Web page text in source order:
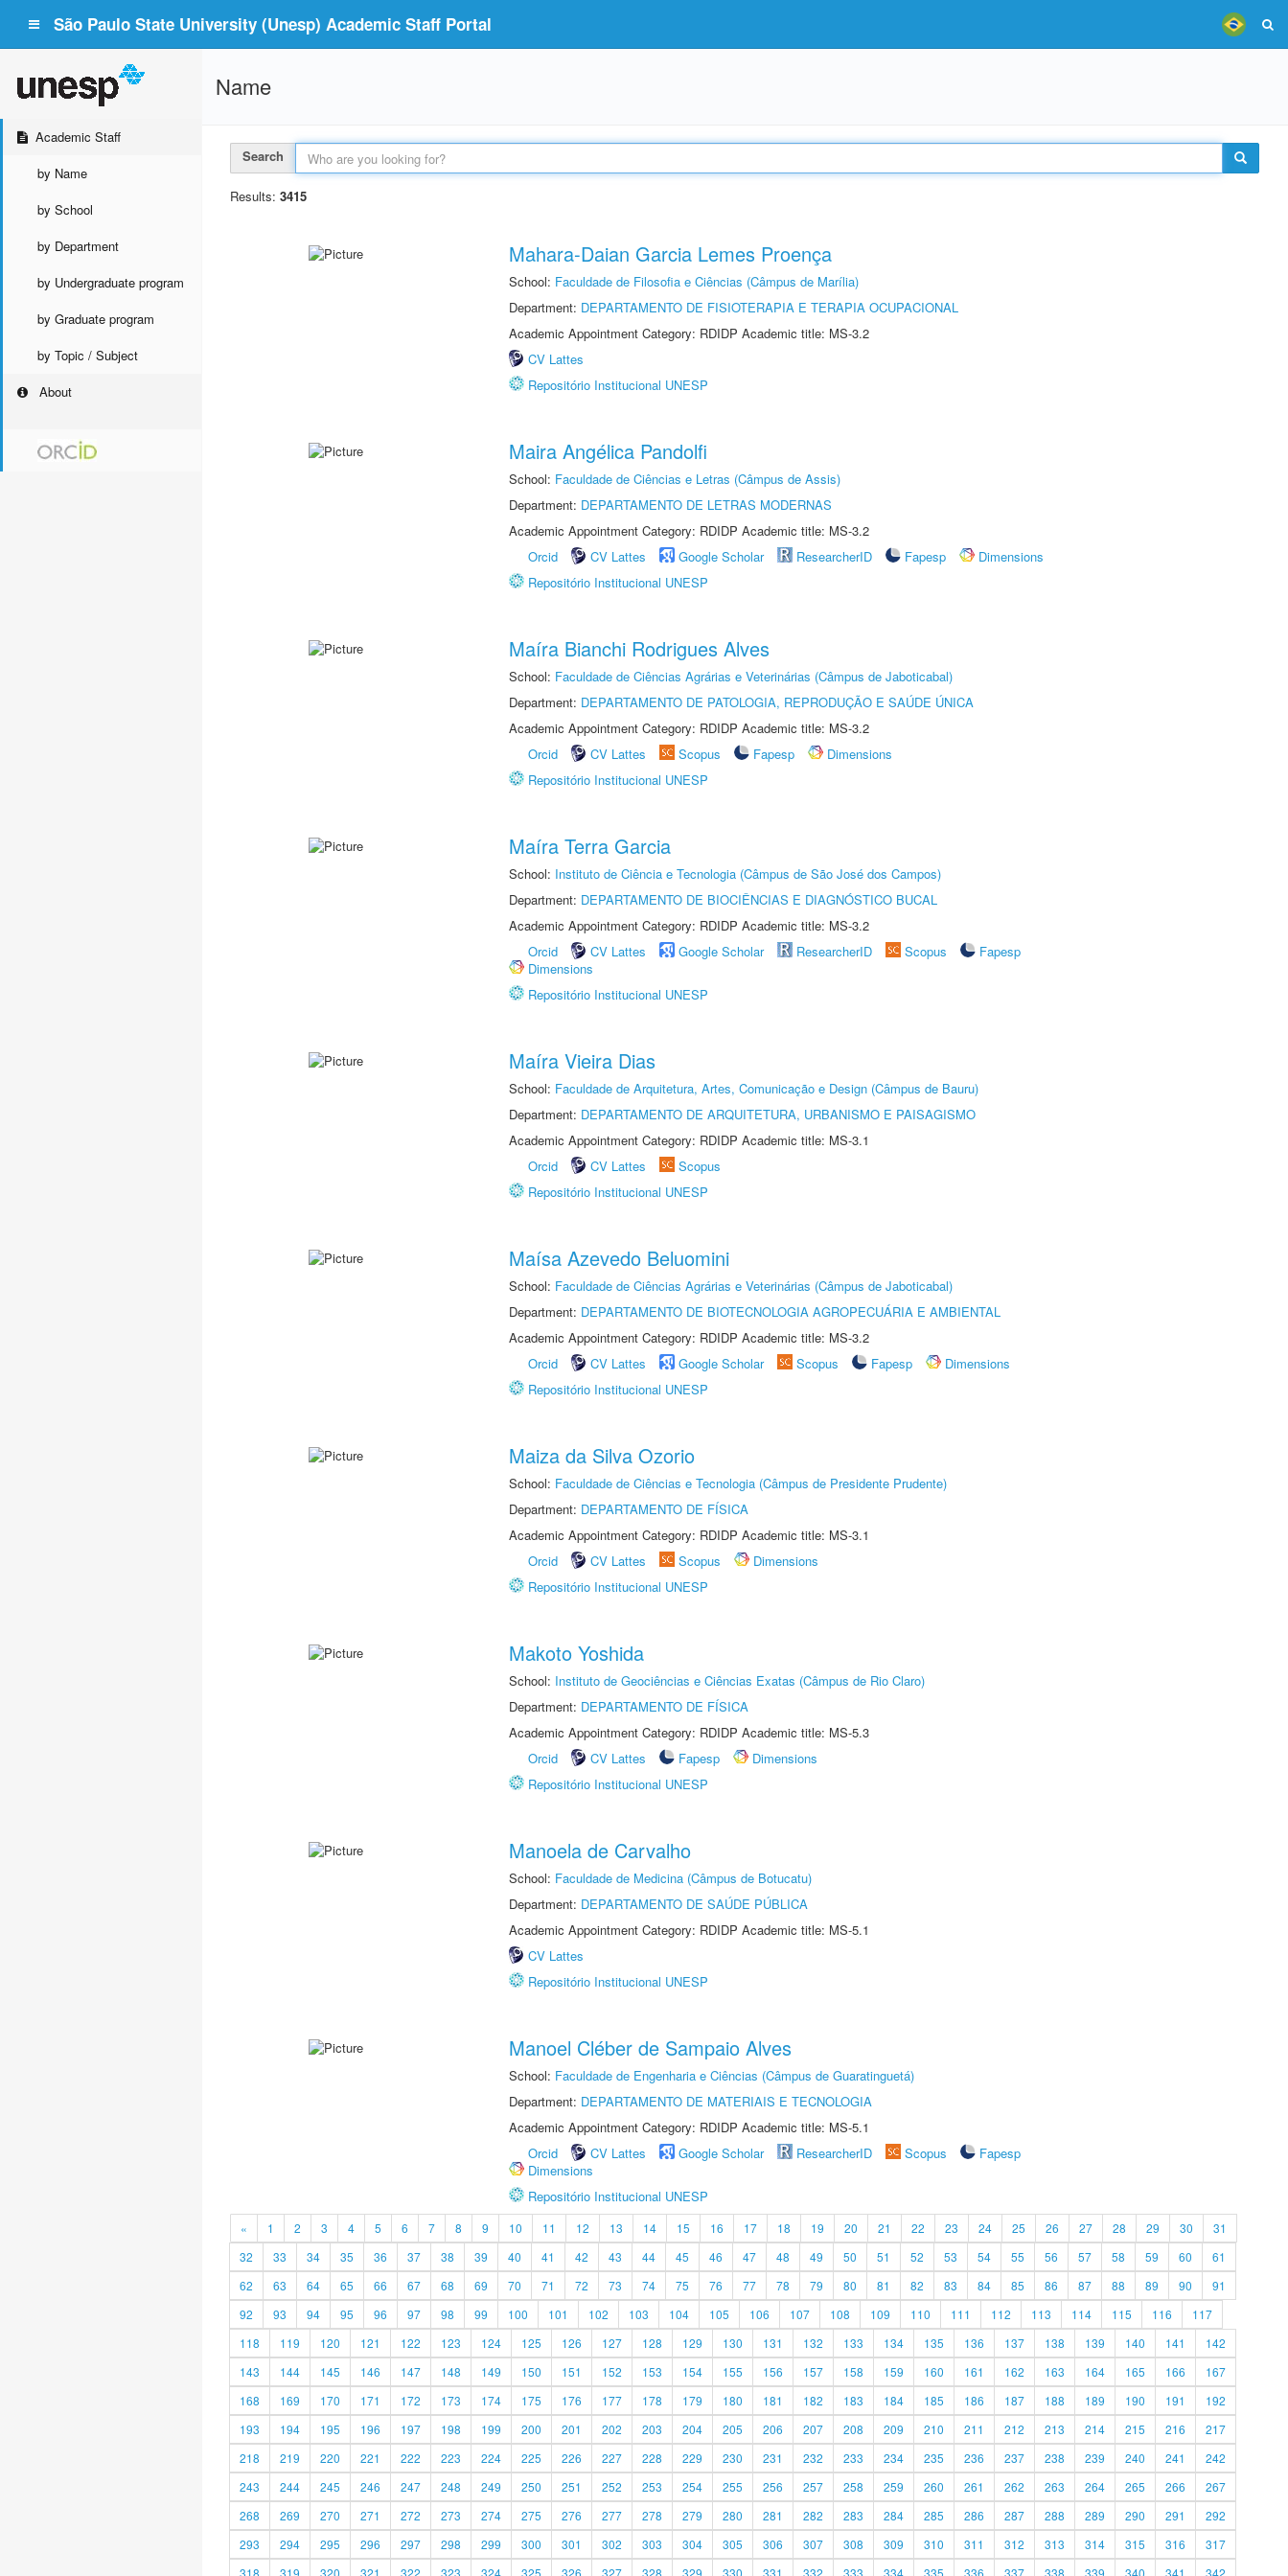
São Paulo State University (Unesp) Academic Staff Portal
Academic Staff
by Name
by School
by Department
by Undergraduate program
by Graduate program
by Topic / Subject
About
Name
Search
Results: 3415
Mahara-Daian Garcia Lemes Proença
School: Faculdade de Filosofia e Ciências (Câmpus de Marília)
Department: DEPARTAMENTO DE FISIOTERAPIA E TERAPIA OCUPACIONAL
Academic Appointment Category: RDIDP Academic title: MS-3.2
CV Lattes
Repositório Institucional UNESP
Maira Angélica Pandolfi
School: Faculdade de Ciências e Letras (Câmpus de Assis)
Department: DEPARTAMENTO DE LETRAS MODERNAS
Academic Appointment Category: RDIDP Academic title: MS-3.2
Orcid
CV Lattes Google Scholar ResearcherID Fapesp
Dimensions
Repositório Institucional UNESP
Maíra Bianchi Rodrigues Alves
School: Faculdade de Ciências Agrárias e Veterinárias (Câmpus de Jaboticabal)
Department: DEPARTAMENTO DE PATOLOGIA, REPRODUÇÃO E SAÚDE ÚNICA
Academic Appointment Category: RDIDP Academic title: MS-3.2
Orcid
CV Lattes Scopus Fapesp
Dimensions
Repositório Institucional UNESP
Maíra Terra Garcia
School: Instituto de Ciência e Tecnologia (Câmpus de São José dos Campos)
Department: DEPARTAMENTO DE BIOCIÊNCIAS E DIAGNÓSTICO BUCAL
Academic Appointment Category: RDIDP Academic title: MS-3.2
Orcid
CV Lattes Google Scholar ResearcherID Scopus
Fapesp
Dimensions
Repositório Institucional UNESP
Maíra Vieira Dias
School: Faculdade de Arquitetura, Artes, Comunicação e Design (Câmpus de Bauru)
Department: DEPARTAMENTO DE ARQUITETURA, URBANISMO E PAISAGISMO
Academic Appointment Category: RDIDP Academic title: MS-3.1
Orcid
CV Lattes
Scopus
Repositório Institucional UNESP
Maísa Azevedo Beluomini
School: Faculdade de Ciências Agrárias e Veterinárias (Câmpus de Jaboticabal)
Department: DEPARTAMENTO DE BIOTECNOLOGIA AGROPECUÁRIA E AMBIENTAL
Academic Appointment Category: RDIDP Academic title: MS-3.2
Orcid
CV Lattes Google Scholar Scopus Fapesp
Dimensions
Repositório Institucional UNESP
Maiza da Silva Ozorio
School: Faculdade de Ciências e Tecnologia (Câmpus de Presidente Prudente)
Department: DEPARTAMENTO DE FÍSICA
Academic Appointment Category: RDIDP Academic title: MS-3.1
Orcid
CV Lattes Scopus
Dimensions
Repositório Institucional UNESP
Makoto Yoshida
School: Instituto de Geociências e Ciências Exatas (Câmpus de Rio Claro)
Department: DEPARTAMENTO DE FÍSICA
Academic Appointment Category: RDIDP Academic title: MS-5.3
Orcid
CV Lattes Fapesp
Dimensions
Repositório Institucional UNESP
Manoela de Carvalho
School: Faculdade de Medicina (Câmpus de Botucatu)
Department: DEPARTAMENTO DE SAÚDE PÚBLICA
Academic Appointment Category: RDIDP Academic title: MS-5.1
CV Lattes
Repositório Institucional UNESP
Manoel Cléber de Sampaio Alves
School: Faculdade de Engenharia e Ciências (Câmpus de Guaratinguetá)
Department: DEPARTAMENTO DE MATERIAIS E TECNOLOGIA
Academic Appointment Category: RDIDP Academic title: MS-5.1
Orcid
CV Lattes Google Scholar ResearcherID Scopus
Fapesp
Dimensions
Repositório Institucional UNESP
« 1 2 3 4 5 6 7 8 9 10 11 12 13 14 15 16 17 18 19 20 21 22 23 24 25 26 27 28 29 30
31
32
33 34 35 36 37 38 39 40 41 42 43 44 45 46 47 48 49 50 51 52 53 54 55 56 57 58 59 60
61
62
63 64 65 66 67 68 69 70 71 72 73 74 75 76 77 78 79 80 81 82 83 84 85 86 87 88 89 90
91
92
93 94 95 96 97 98 99 100 101 102 103 104 105 106 107 108 109 110 111 112 113 114 115 116
117
118
119 120 121 122 123 124 125 126 127 128 129 130 131 132 133 134 135 136 137 138 139 140 141
142
143
144 145 146 147 148 149 150 151 152 153 154 155 156 157 158 159 160 161 162 163 164 165 166
167
168
169 170 171 172 173 174 175 176 177 178 179 180 181 182 183 184 185 186 187 188 189 190 191
192
193
194 195 196 197 198 199 200 201 202 203 204 205 206 207 208 209 210 211 212 213 214 215 216
217
218
219 220 221 222 223 224 225 226 227 228 229 230 231 232 233 234 235 236 237 238 239 240 241
242
243
244 245 246 247 248 249 250 251 252 253 254 255 256 257 258 259 260 261 262 263 264 265 266
267
268
269 270 271 272 273 274 275 276 277 278 279 280 281 282 283 284 285 286 287 288 289 290 291
292
293
294 295 296 297 298 299 300 301 302 303 304 305 306 307 308 309 310 311 312 313 314 315 316
317
318
319 320 321 322 323 324 325 326 327 328 329 330 331 332 333 334 335 336 337 338 339 340 341 342